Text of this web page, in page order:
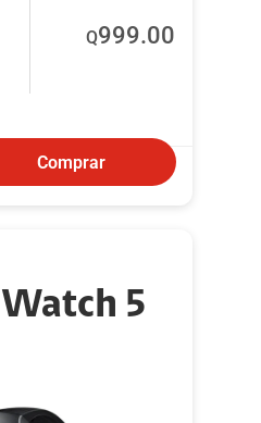
Q999.00
Comprar
5